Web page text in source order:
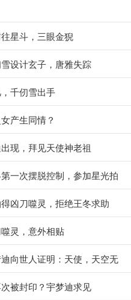
星斗，三眼金猊
设计玄子，唐雅失踪
千仞雪出手
产生同情？
现，拜见天使神老祖
一次摆脱控制，参加星光拍
凶刀噬灵，拒绝王冬求助
灵，意外相贴
向世人证明：天使，天空无
被封印？宇梦迪求见